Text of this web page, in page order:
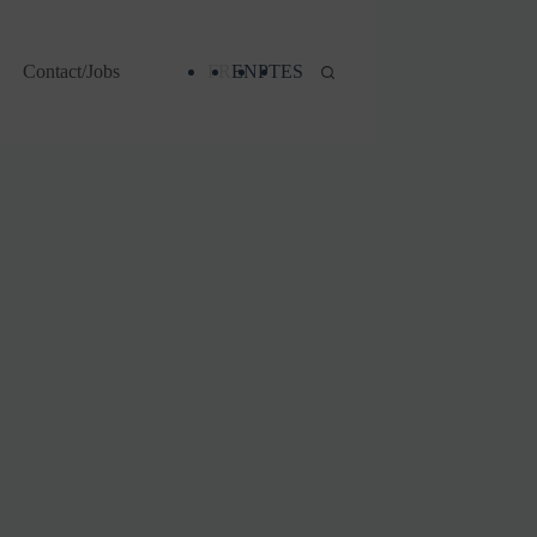
Contact/Jobs FR ENPTES